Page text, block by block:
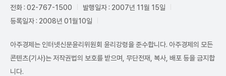
전화 : 02-767-1500
발행일자 : 2007년 11월 15일
등록일자 : 2008년 01월10일
아주경제는 인터넷신문윤리위원회 윤리강령을 준수합니다. 아주경제의 모든
콘텐츠(기사)는 저작권법의 보호를 받으며, 무단전재, 복사, 배포 등을 금지합
니다.